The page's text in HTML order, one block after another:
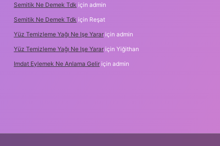
Semitik Ne Demek Tdk için admin
Semitik Ne Demek Tdk için Reşat
Yüz Temizleme Yağı Ne Işe Yarar için admin
Yüz Temizleme Yağı Ne Işe Yarar için Yiğithan
Imdat Eylemek Ne Anlama Gelir için admin